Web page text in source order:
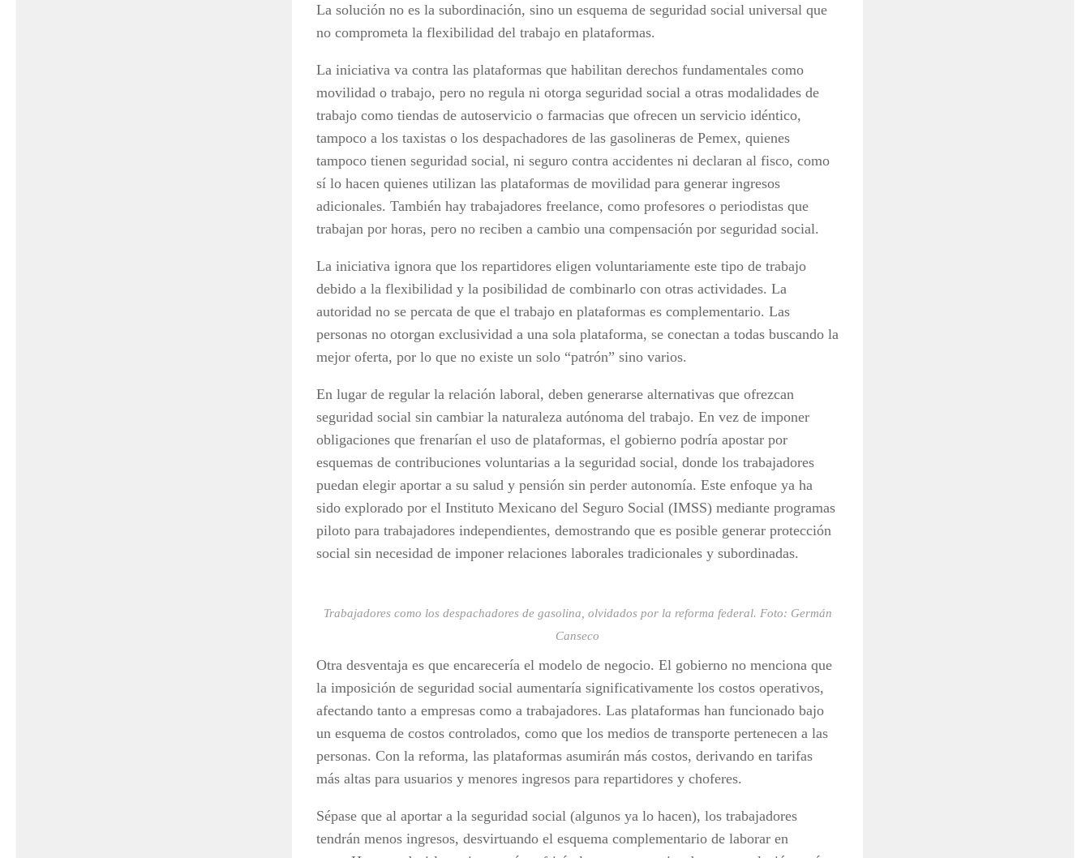
La solución no es la subordinación, sino un esquema de seguridad social universal que
no comprometa la flexibilidad del trabajo en plataformas.
La iniciativa va contra las plataformas que habilitan derechos fundamentales como
movilidad o trabajo, pero no regula ni otorga seguridad social a otras modalidades de
trabajo como tiendas de autoservicio o farmacias que ofrecen un servicio idéntico,
tampoco a los taxistas o los despachadores de las gasolineras de Pemex, quienes
tampoco tienen seguridad social, ni seguro contra accidentes ni declaran al fisco, como
sí lo hacen quienes utilizan las plataformas de movilidad para generar ingresos
adicionales. También hay trabajadores freelance, como profesores o periodistas que
trabajan por horas, pero no reciben a cambio una compensación por seguridad social.
La iniciativa ignora que los repartidores eligen voluntariamente este tipo de trabajo
debido a la flexibilidad y la posibilidad de combinarlo con otras actividades. La
autoridad no se percata de que el trabajo en plataformas es complementario. Las
personas no otorgan exclusividad a una sola plataforma, se conectan a todas buscando la
mejor oferta, por lo que no existe un solo “patrón” sino varios.
En lugar de regular la relación laboral, deben generarse alternativas que ofrezcan
seguridad social sin cambiar la naturaleza autónoma del trabajo. En vez de imponer
obligaciones que frenarían el uso de plataformas, el gobierno podría apostar por
esquemas de contribuciones voluntarias a la seguridad social, donde los trabajadores
puedan elegir aportar a su salud y pensión sin perder autonomía. Este enfoque ya ha
sido explorado por el Instituto Mexicano del Seguro Social (IMSS) mediante programas
piloto para trabajadores independientes, demostrando que es posible generar protección
social sin necesidad de imponer relaciones laborales tradicionales y subordinadas.
Trabajadores como los despachadores de gasolina, olvidados por la reforma federal. Foto: Germán
Canseco
Otra desventaja es que encarecería el modelo de negocio. El gobierno no menciona que
la imposición de seguridad social aumentaría significativamente los costos operativos,
afectando tanto a empresas como a trabajadores. Las plataformas han funcionado bajo
un esquema de costos controlados, como que los medios de transporte pertenecen a las
personas. Con la reforma, las plataformas asumirán más costos, derivando en tarifas
más altas para usuarios y menores ingresos para repartidores y choferes.
Sépase que al aportar a la seguridad social (algunos ya lo hacen), los trabajadores
tendrán menos ingresos, desvirtuando el esquema complementario de laborar en